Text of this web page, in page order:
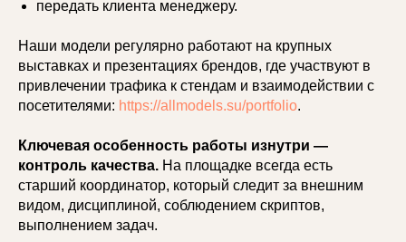
передать клиента менеджеру.
Наши модели регулярно работают на крупных
выставках и презентациях брендов, где участвуют в
привлечении трафика к стендам и взаимодействии с
посетителями: https://allmodels.su/portfolio.
Ключевая особенность работы изнутри —
контроль качества. На площадке всегда есть
старший координатор, который следит за внешним
видом, дисциплиной, соблюдением скриптов,
выполнением задач.